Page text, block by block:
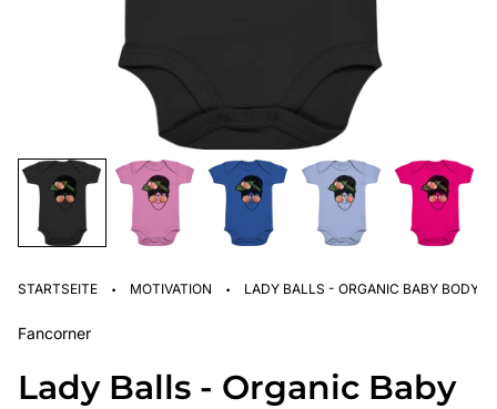
STARTSEITE · MOTIVATION · LADY BALLS - ORGANIC BABY
Fancorner
Lady Balls - Organic Baby